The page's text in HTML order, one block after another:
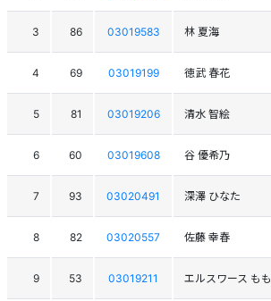
3 86 03019583 林 夏海
4 69 03019199 徳武 春花
5 81 03019206 清水 智絵
6 60 03019608 谷 優希乃
7 93 03020491 深澤 ひなた
8 82 03020557 佐藤 幸春
9 53 03019211 エルスワース もも